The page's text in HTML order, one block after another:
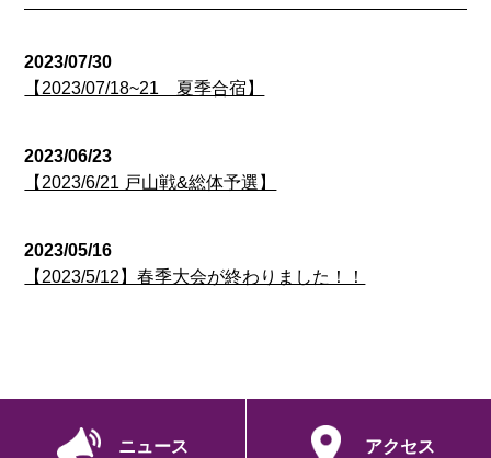
2023/07/30
【2023/07/18~21 夏季合宿】
2023/06/23
【2023/6/21 戸山戦&総体予選】
2023/05/16
【2023/5/12】春季大会が終わりました！！
ニュース アクセス